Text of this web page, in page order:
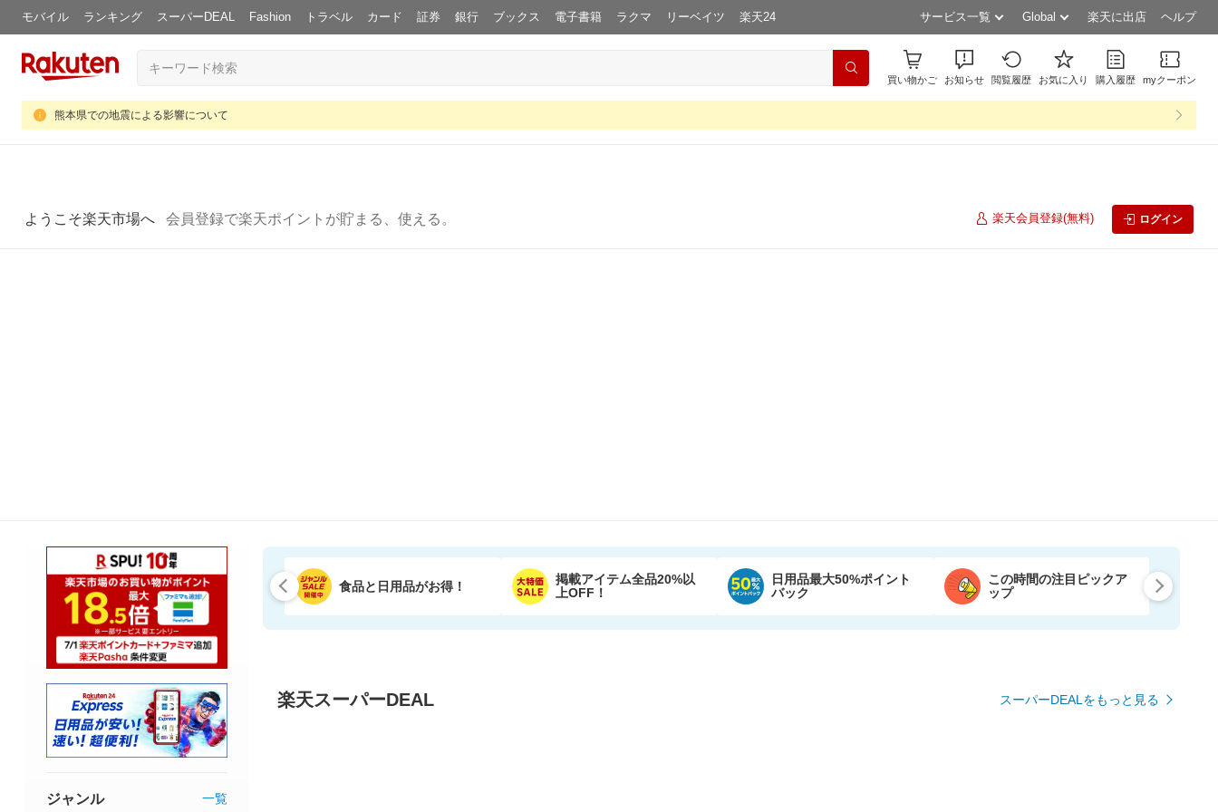
モバイル ランキング スーパーDEAL Fashion トラベル カード 証券 銀行 ブックス 電子書籍 ラクマ リーベイツ 楽天24 サービス一覧 Global 楽天に出店 ヘルプ
買い物かご お知らせ 閲覧履歴 お気に入り 購入履歴 myクーポン
熊本県での地震による影響について
ようこそ楽天市場へ 会員登録で楽天ポイントが貯まる、使える。 楽天会員登録(無料) ログイン
食品と日用品がお得！
掲載アイテム全品20%以
上OFF！
日用品最大50%ポイント
バック
この時間の注目ピックア
ップ
楽天スーパーDEAL スーパーDEALをもっと見る
ジャンル 一覧